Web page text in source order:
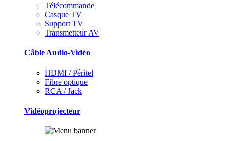
Télécommande
Casque TV
Support TV
Transmetteur AV
Câble Audio-Vidéo
HDMI / Péritel
Fibre optique
RCA / Jack
Vidéoprojecteur